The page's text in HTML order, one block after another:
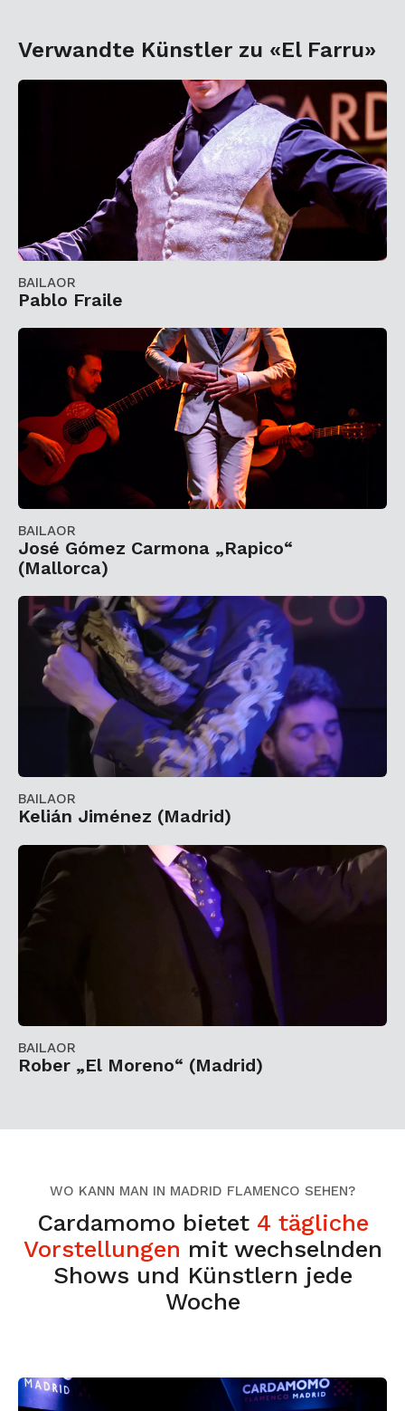
Verwandte Künstler zu «El Farru»
BAILAOR
Pablo Fraile
BAILAOR
José Gómez Carmona „Rapico“
(Mallorca)
BAILAOR
Kelián Jiménez (Madrid)
BAILAOR
Rober „El Moreno“ (Madrid)
WO KANN MAN IN MADRID FLAMENCO SEHEN?
Cardamomo bietet 4 tägliche
Vorstellungen mit wechselnden
Shows und Künstlern jede
Woche